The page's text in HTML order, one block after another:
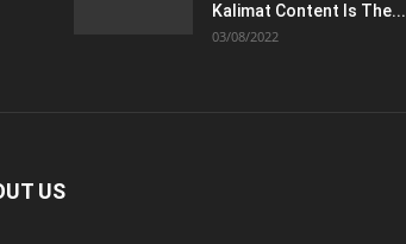
Kalimat Content Is The...
03/08/2022
US